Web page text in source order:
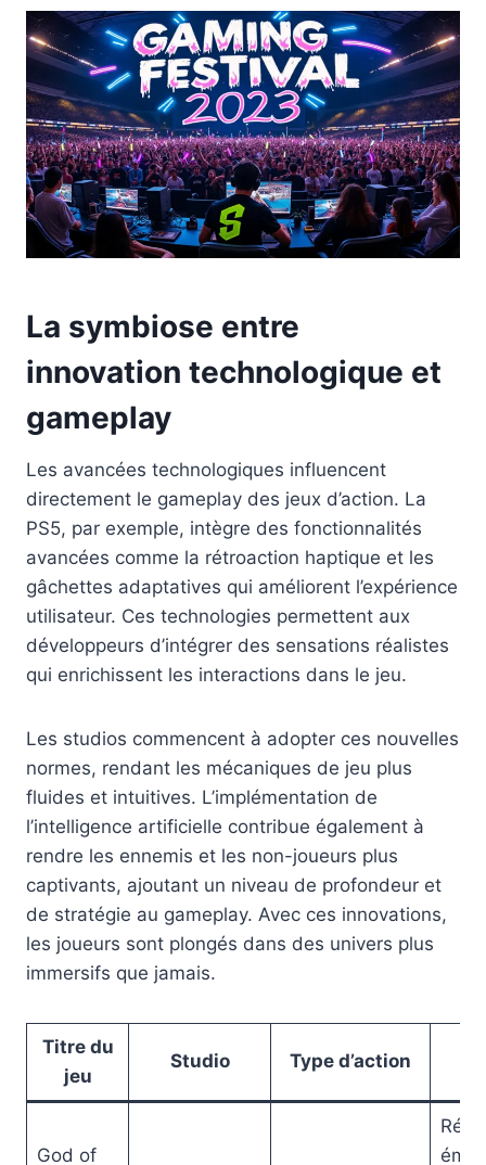
La symbiose entre
innovation technologique et
gameplay
Les avancées technologiques influencent
directement le gameplay des jeux d’action. La
PS5, par exemple, intègre des fonctionnalités
avancées comme la rétroaction haptique et les
gâchettes adaptatives qui améliorent l’expérience
utilisateur. Ces technologies permettent aux
développeurs d’intégrer des sensations réalistes
qui enrichissent les interactions dans le jeu.
Les studios commencent à adopter ces nouvelles
normes, rendant les mécaniques de jeu plus
fluides et intuitives. L’implémentation de
l’intelligence artificielle contribue également à
rendre les ennemis et les non-joueurs plus
captivants, ajoutant un niveau de profondeur et
de stratégie au gameplay. Avec ces innovations,
les joueurs sont plongés dans des univers plus
immersifs que jamais.
Titre du
jeu
Studio Type d’action
God of